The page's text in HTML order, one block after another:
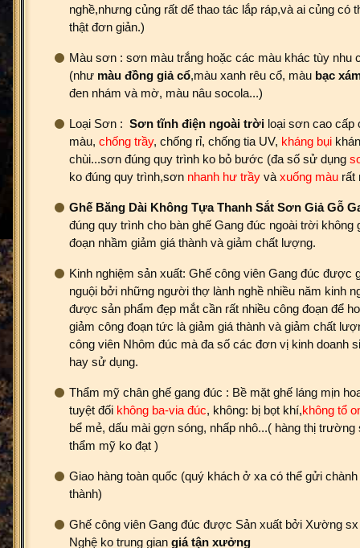
nghề,nhưng củng rất dể thao tác lắp ráp,và ai củng có
thật đơn giản.)
Màu sơn : sơn màu trắng hoặc các màu khác tùy nhu
(như màu đồng giả cổ,màu xanh rêu cổ, màu bạc
đen nhám và mờ, màu nâu socola...)
Loại Sơn : Sơn tĩnh điện ngoài trời loại sơn cao cấp
màu, chống trầy, chống rỉ, chống tia UV, kháng bụi
chùi...sơn đúng quy trình ko bỏ bước (đa số sử dụng
ko đúng quy trình,sơn nhanh hư trầy và xuống màu rất
Ghế Băng Dài Không Tựa Thanh Sắt Sơn Giả Gỗ
đúng quy trình cho bàn ghế Gang đúc ngoài trời không
đoạn nhầm giảm giá thành và giảm chất lượng.
Kinh nghiệm sản xuất: Ghế công viên Gang đúc được
nguội bởi những người thợ lành nghề nhiều năm kinh
được sản phẩm đẹp mắt cần rất nhiều công đoạn để
giảm công đoạn tức là giảm giá thành và giảm chất
công viên Nhôm đúc mà đa số các đơn vị kinh doanh
hay sử dụng.
Thẩm mỹ chân ghế gang đúc : Bề mặt ghế láng mịn
tuyệt đối không ba-via đúc, không: bị bọt khí,không tổ
bể mẻ, dấu mài gợn sóng, nhấp nhô...( hàng thị trường
thẩm mỹ ko đạt )
Giao hàng toàn quốc (quý khách ở xa có thể gửi
thành)
Ghế công viên Gang đúc được Sản xuất bởi Xường
Nghệ ko trung gian giá tận xưởng